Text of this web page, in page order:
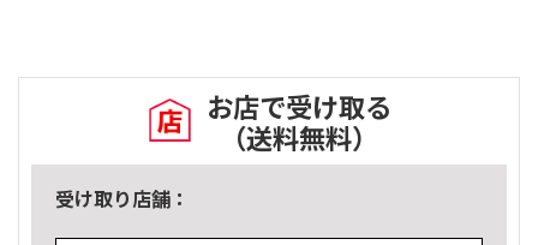
お店で受け取る
（送料無料）
受け取り店舗：